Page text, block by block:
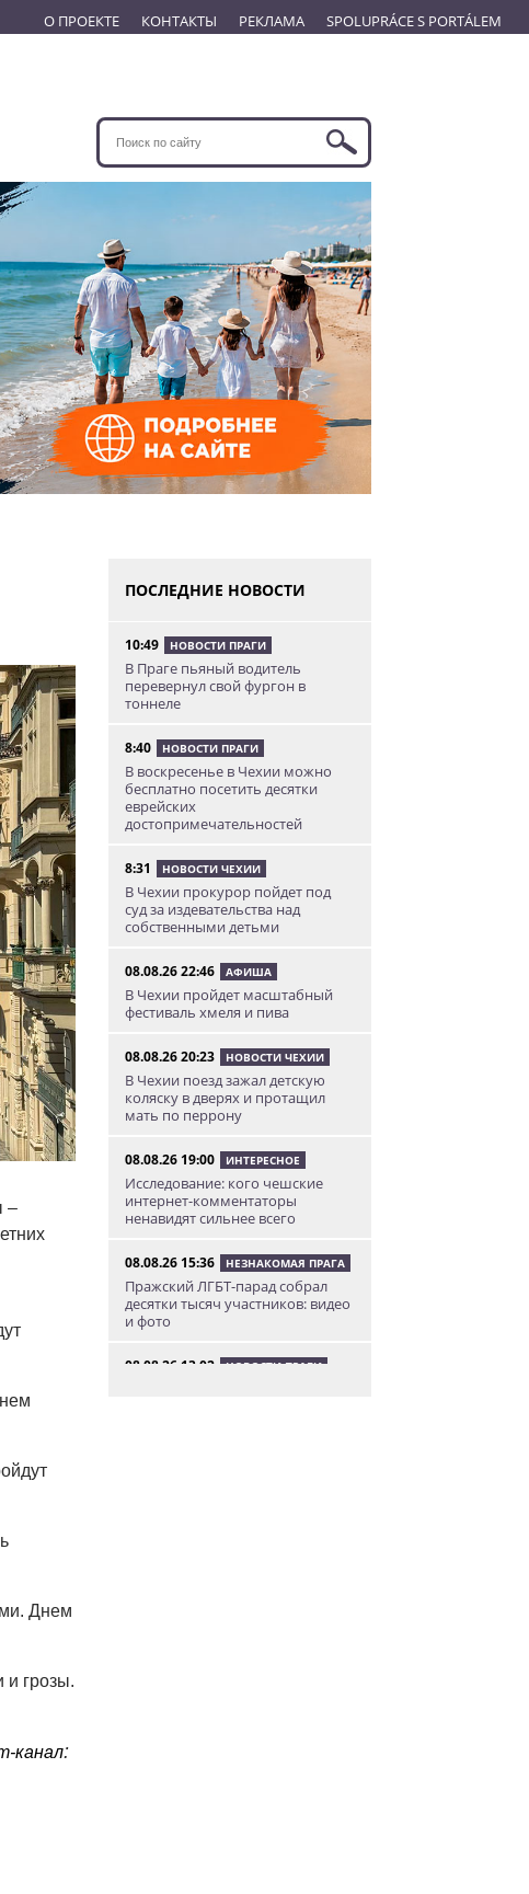
О ПРОЕКТЕ КОНТАКТЫ РЕКЛАМА SPOLUPRÁCE S PORTÁLEM
–
Днем
грозы.
канал:
ПОСЛЕДНИЕ НОВОСТИ
10:49 НОВОСТИ ПРАГИ
В Праге пьяный водитель
перевернул свой фургон в
тоннеле
8:40 НОВОСТИ ПРАГИ
В воскресенье в Чехии можно
бесплатно посетить десятки
еврейских
достопримечательностей
8:31 НОВОСТИ ЧЕХИИ
В Чехии прокурор пойдет под
суд за издевательства над
собственными детьми
08.08.26 22:46 АФИША
В Чехии пройдет масштабный
фестиваль хмеля и пива
08.08.26 20:23 НОВОСТИ ЧЕХИИ
В Чехии поезд зажал детскую
коляску в дверях и протащил
мать по перрону
08.08.26 19:00 ИНТЕРЕСНОЕ
Исследование: кого чешские
интернет-комментаторы
ненавидят сильнее всего
08.08.26 15:36 НЕЗНАКОМАЯ ПРАГА
Пражский ЛГБТ-парад собрал
десятки тысяч участников: видео
и фото
08.08.26 13:02 НОВОСТИ ПРАГИ